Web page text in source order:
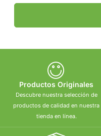
Productos Originales
Descubre nuestra selección de
productos de calidad en nuestra
tienda en línea.